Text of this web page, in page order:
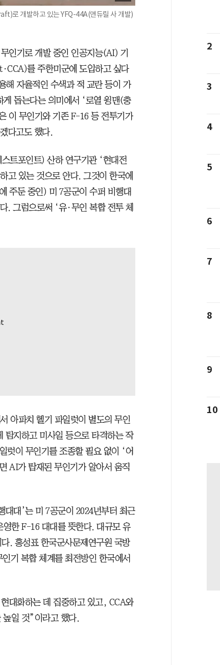
로 개발하고 있는 YFQ-44A(앤듀릴 사 개발)
인기로 개발 중인 인공지능(AI) 기
를 주한미군에 도입하고 싶다
해 자율적인 수색과 적 교란 등이 가
돕는다는 의미에서 ‘로열 윙맨(충
이 무인기와 기존 F-16 등 전투기가
다고도 했다.
트포인트) 산하 연구기관 ‘현대전
고 있는 것으로 안다. 그것이 한국에
주둔 중인) 미 7공군이 수퍼 비행대
. 그럼으로써 ‘유·무인 복합 전투 체
아파치 헬기 파일럿이 별도의 무인
탐지하고 미사일 등으로 타격하는 작
럿이 무인기를 조종할 필요 없이 ‘어
AI가 탑재된 무인기가 알아서 움직
대대’는 미 7공군이 2024년부터 최근
한 F-16 대대를 뜻한다. 대규모 유
. 홍성표 한국군사문제연구원 국방
기 복합 체계를 최전방인 한국에서
대화하는 데 집중하고 있고, CCA와
높일 것”이라고 했다.
2
3
4
5
6
7
8
9
10